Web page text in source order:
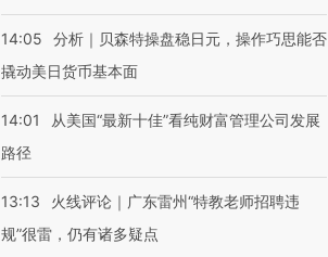
14:05
分析｜贝森特操盘稳日元，操作巧思能否
撬动美日货币基本面
14:01
从美国“最新十佳”看纯财富管理公司发展
路径
13:13
火线评论｜广东雷州“特教老师招聘违
规”很雷，仍有诸多疑点